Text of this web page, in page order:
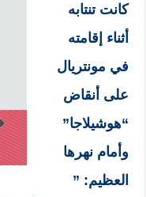
كانت تنتابه
أثناء إقامته
في مونتريال
على أنقاض
“هوشيلاجا”
وأمام نهرها
العظيم: ”